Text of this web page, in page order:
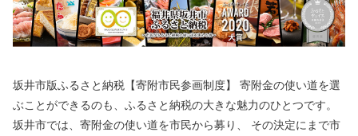
坂井市版ふるさと納税【寄附市民参画制度】 寄附金の使い道を選
ぶことができるのも、ふるさと納税の大きな魅力のひとつです。
坂井市では、寄附金の使い道を市民から募り、 その決定にまで市